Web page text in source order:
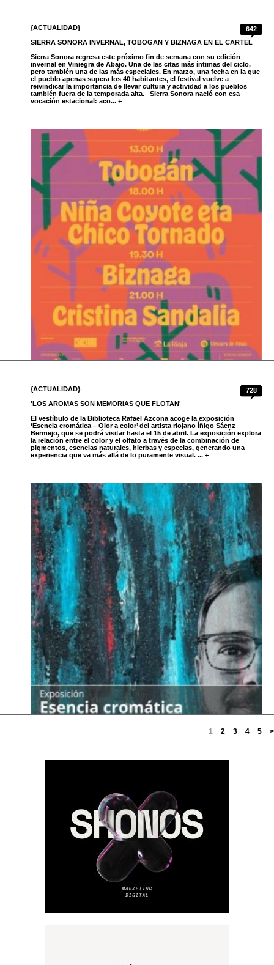
642
{ACTUALIDAD}
SIERRA SONORA INVERNAL, TOBOGAN Y BIZNAGA EN EL CARTEL
Sierra Sonora regresa este próximo fin de semana con su edición
invernal en Viniegra de Abajo. Una de las citas más íntimas del ciclo,
pero también una de las más especiales. En marzo, una fecha en la que
el pueblo apenas supera los 40 habitantes, el festival vuelve a
reivindicar la importancia de llevar cultura y actividad a los pueblos
también fuera de la temporada alta. Sierra Sonora nació con esa
vocación estacional: aco... +
728
{ACTUALIDAD}
'LOS AROMAS SON MEMORIAS QUE FLOTAN'
El vestíbulo de la Biblioteca Rafael Azcona acoge la exposición
‘Esencia cromática – Olor a color’ del artista riojano Íñigo Sáenz
Bermejo, que se podrá visitar hasta el 15 de abril. La exposición explora
la relación entre el color y el olfato a través de la combinación de
pigmentos, esencias naturales, hierbas y especias, generando una
experiencia que va más allá de lo puramente visual. ... +
>
1 2 3 4 5